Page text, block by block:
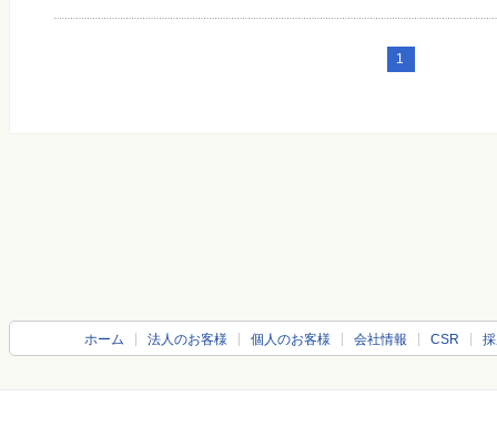
1
ホーム 法人のお客様 個人のお客様 会社情報 CSR